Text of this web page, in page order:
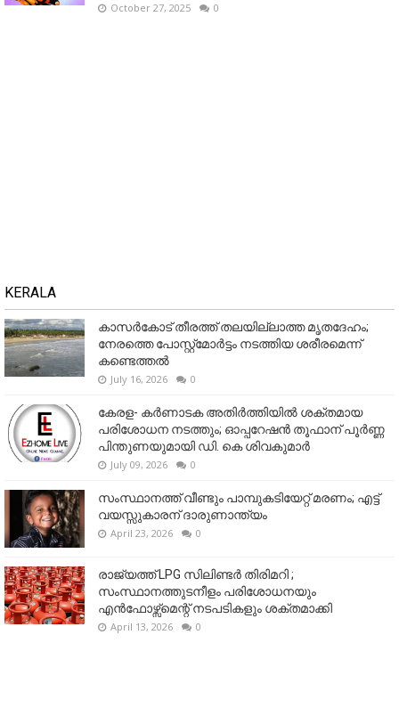
October 27, 2025 0
KERALA
കാസർകോട് തീരത്ത് തലയില്ലാത്ത മൃതദേഹം;
നേരത്തെ പോസ്റ്റ്‌മോർട്ടം നടത്തിയ ശരീരമെന്ന്
കണ്ടെത്തൽ
July 16, 2026 0
കേരള- കർണാടക അതിർത്തിയിൽ ശക്തമായ
പരിശോധന നടത്തും; ഓപ്പറേഷൻ തൂഫാന് പൂർണ്ണ
പിന്തുണയുമായി ഡി. കെ ശിവകുമാർ
July 09, 2026 0
സംസ്ഥാനത്ത് വീണ്ടും പാമ്പുകടിയേറ്റ് മരണം; എട്ട്
വയസ്സുകാരന് ദാരുണാന്ത്യം
April 23, 2026 0
രാജ്യത്ത് LPG സിലിണ്ടർ തിരിമറി ;
സംസ്ഥാനത്തുടനീളം പരിശോധനയും
എൻഫോഴ്സ്മെന്റ് നടപടികളും ശക്തമാക്കി
April 13, 2026 0